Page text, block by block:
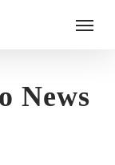
Menu
News